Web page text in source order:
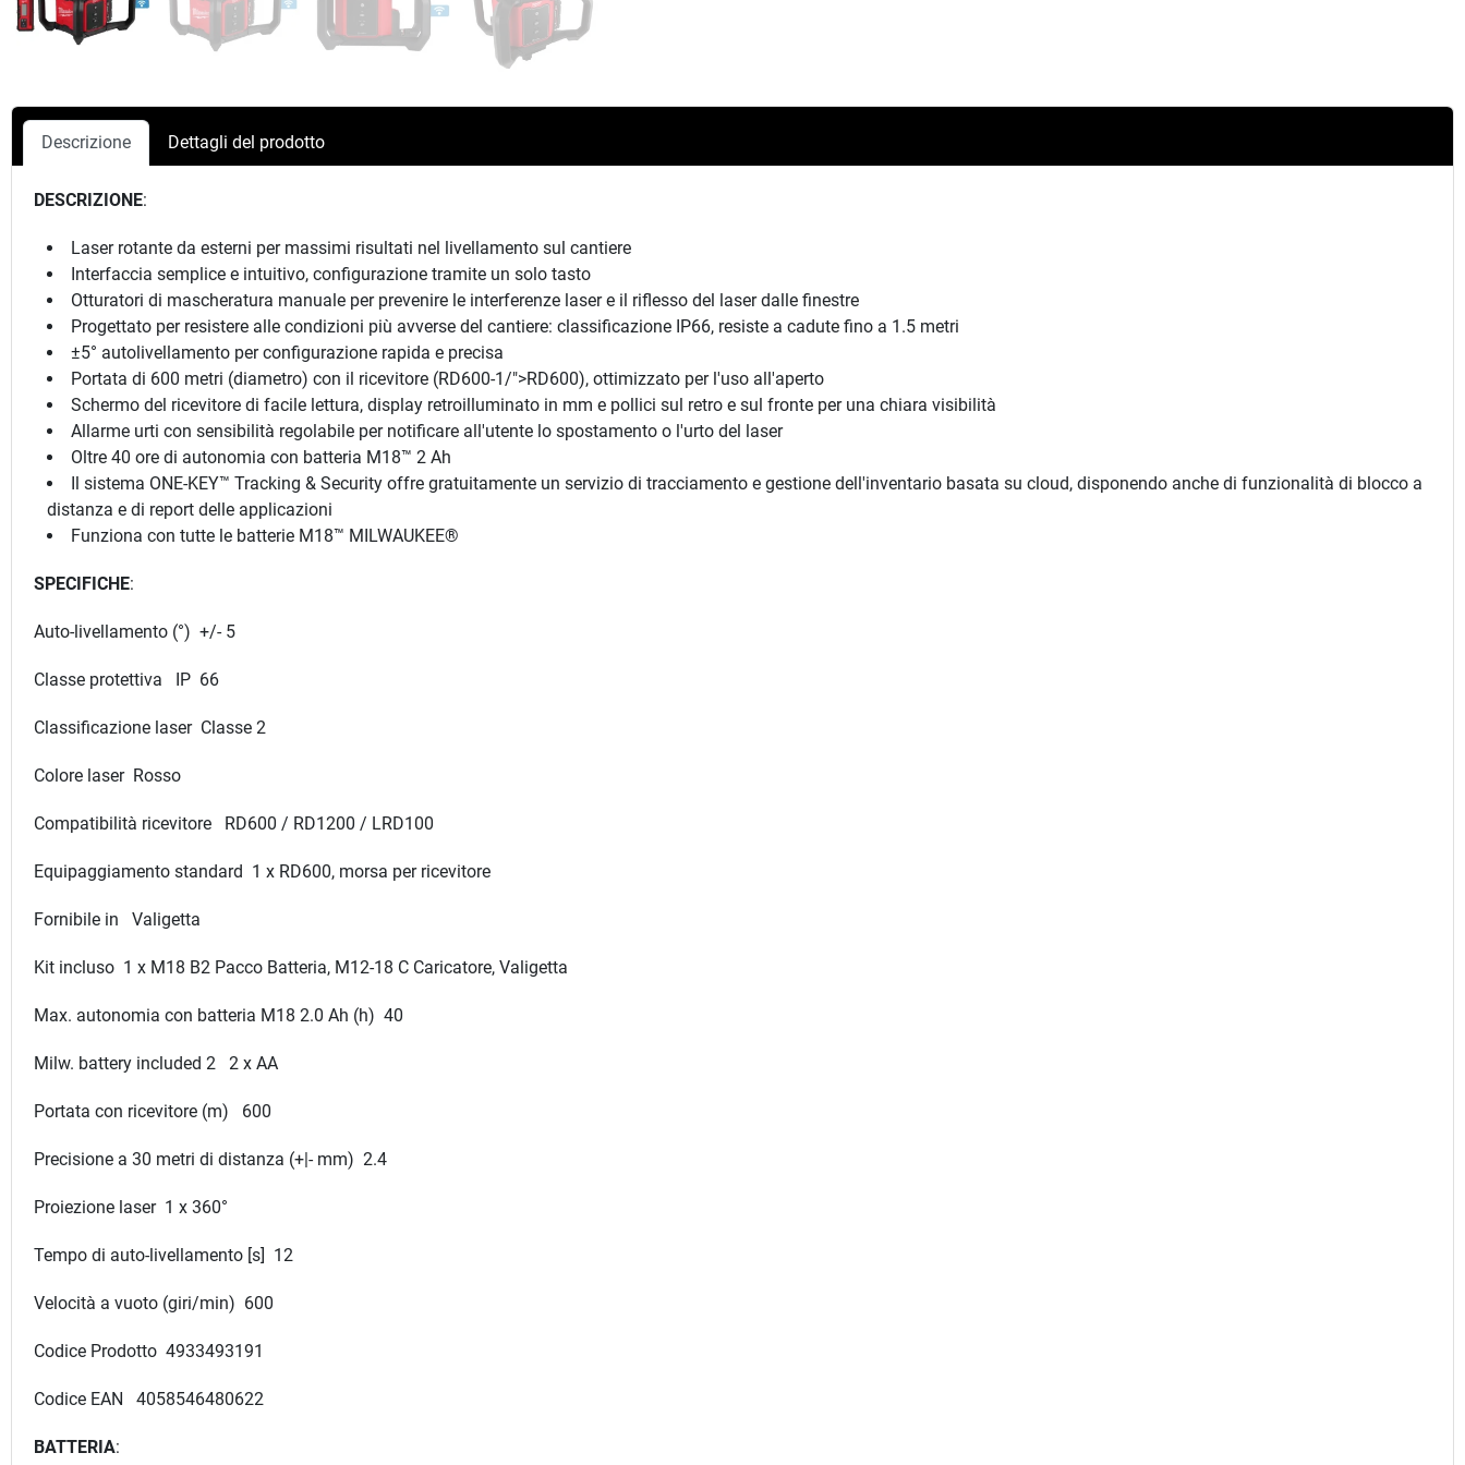
Descrizione Dettagli del prodotto
DESCRIZIONE:
Laser rotante da esterni per massimi risultati nel livellamento sul cantiere
Interfaccia semplice e intuitivo, configurazione tramite un solo tasto
Otturatori di mascheratura manuale per prevenire le interferenze laser e il riflesso del laser dalle finestre
Progettato per resistere alle condizioni più avverse del cantiere: classificazione IP66, resiste a cadute fino a 1.5 metri
±5° autolivellamento per configurazione rapida e precisa
Portata di 600 metri (diametro) con il ricevitore (RD600-1/">RD600), ottimizzato per l'uso all'aperto
Schermo del ricevitore di facile lettura, display retroilluminato in mm e pollici sul retro e sul fronte per una chiara visibilità
Allarme urti con sensibilità regolabile per notificare all'utente lo spostamento o l'urto del laser
Oltre 40 ore di autonomia con batteria M18™ 2 Ah
Il sistema ONE-KEY™ Tracking & Security offre gratuitamente un servizio di tracciamento e gestione dell'inventario basata su cloud, disponendo anche di funzionalità di blocco a
distanza e di report delle applicazioni
Funziona con tutte le batterie M18™ MILWAUKEE®
SPECIFICHE:
Auto-livellamento (°) +/- 5
Classe protettiva IP 66
Classificazione laser Classe 2
Colore laser Rosso
Compatibilità ricevitore RD600 / RD1200 / LRD100
Equipaggiamento standard 1 x RD600, morsa per ricevitore
Fornibile in Valigetta
Kit incluso 1 x M18 B2 Pacco Batteria, M12-18 C Caricatore, Valigetta
Max. autonomia con batteria M18 2.0 Ah (h) 40
Milw. battery included 2 2 x AA
Portata con ricevitore (m) 600
Precisione a 30 metri di distanza (+|- mm) 2.4
Proiezione laser 1 x 360°
Tempo di auto-livellamento [s] 12
Velocità a vuoto (giri/min) 600
Codice Prodotto 4933493191
Codice EAN 4058546480622
BATTERIA: